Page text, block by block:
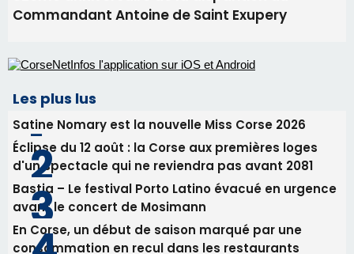
d'un spectacle qui ne reviendra pas avant 2081
avant le concert de Mosimann
consommation en recul dans les restaurants
La gendarmerie alerte les restaurateurs corses
face à une nouvelle escroquerie au faux vendeur de
vin
Newsletter